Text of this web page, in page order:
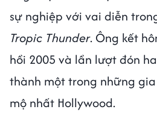
sự nghiệp với vai diễn
Tropic Thunder. Ông kết
hồi 2005 và lần lượt đón
thành một trong những
mộ nhất Hollywood.